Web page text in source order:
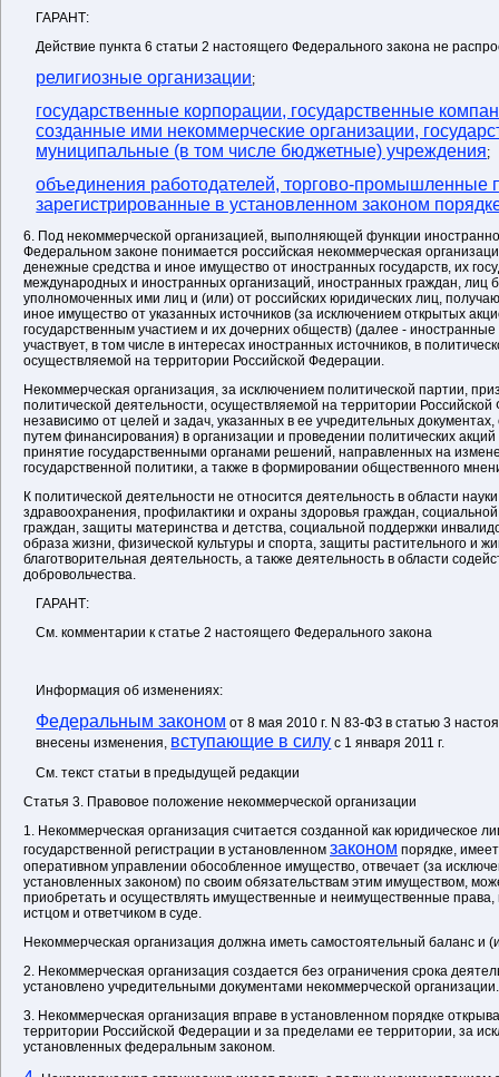
ГАРАНТ:
Действие пункта 6 статьи 2 настоящего Федерального закона не
религиозные организации;
государственные корпорации, государственные
созданные ими некоммерческие организации,
муниципальные (в том числе бюджетные) учреждения;
объединения работодателей, торгово-промышленные
зарегистрированные в установленном законом
6. Под некоммерческой организацией, выполняющей функции
Федеральном законе понимается российская некоммерческая
денежные средства и иное имущество от иностранных государств, их
международных и иностранных организаций, иностранных граждан, лиц
уполномоченных ими лиц и (или) от российских юридических лиц,
иное имущество от указанных источников (за исключением открытых
государственным участием и их дочерних обществ) (далее - иностранные
участвует, в том числе в интересах иностранных источников, в
осуществляемой на территории Российской Федерации.
Некоммерческая организация, за исключением политической партии,
политической деятельности, осуществляемой на территории
независимо от целей и задач, указанных в ее учредительных документах,
путем финансирования) в организации и проведении политических акций
принятие государственными органами решений, направленных на
государственной политики, а также в формировании общественного
К политической деятельности не относится деятельность в области
здравоохранения, профилактики и охраны здоровья граждан,
граждан, защиты материнства и детства, социальной поддержки
образа жизни, физической культуры и спорта, защиты растительного и
благотворительная деятельность, а также деятельность в области
добровольчества.
ГАРАНТ:
См. комментарии к статье 2 настоящего Федерального закона
Информация об изменениях:
Федеральным законом от 8 мая 2010 г. N 83-ФЗ в статью 3
внесены изменения, вступающие в силу с 1 января 2011 г.
См. текст статьи в предыдущей редакции
Статья 3. Правовое положение некоммерческой организации
1. Некоммерческая организация считается созданной как юридическое
государственной регистрации в установленном законом порядке,
оперативном управлении обособленное имущество, отвечает (за
установленных законом) по своим обязательствам этим имуществом,
приобретать и осуществлять имущественные и неимущественные права,
истцом и ответчиком в суде.
Некоммерческая организация должна иметь самостоятельный баланс и
2. Некоммерческая организация создается без ограничения срока
установлено учредительными документами некоммерческой организации.
3. Некоммерческая организация вправе в установленном порядке
территории Российской Федерации и за пределами ее территории, за
установленных федеральным законом.